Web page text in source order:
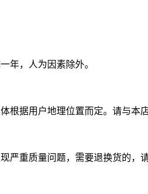
年，人为因素除外。
根据用户地理位置而定。请与本
严重质量问题，需要退换货的，